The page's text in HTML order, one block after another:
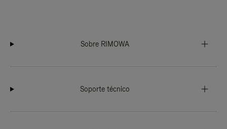
Sobre RIMOWA
Soporte técnico